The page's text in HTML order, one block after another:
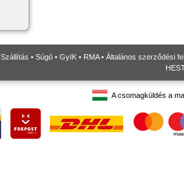
Szállítás • Súgó • GyIK • RMA• Általános szerződési
A csomagküldés a